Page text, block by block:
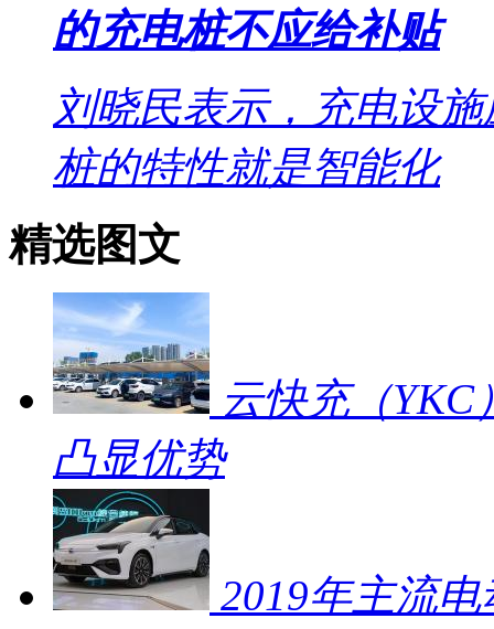
的充电桩不应给补贴
刘晓民表示，充电设
桩的特性就是智能化
精选图文
云快充（YKC
凸显优势
2019年主流